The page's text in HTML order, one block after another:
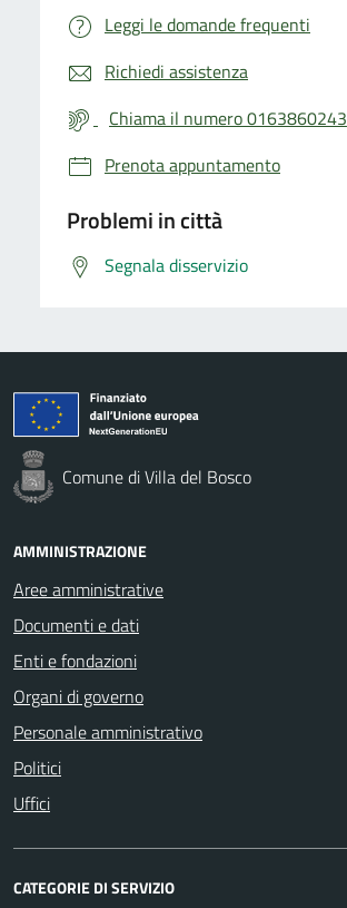
Leggi le domande frequenti
Richiedi assistenza
Chiama il numero 0163860243
Prenota appuntamento
Problemi in città
Segnala disservizio
Comune di Villa del Bosco
AMMINISTRAZIONE
Aree amministrative
Documenti e dati
Enti e fondazioni
Organi di governo
Personale amministrativo
Politici
Uffici
CATEGORIE DI SERVIZIO